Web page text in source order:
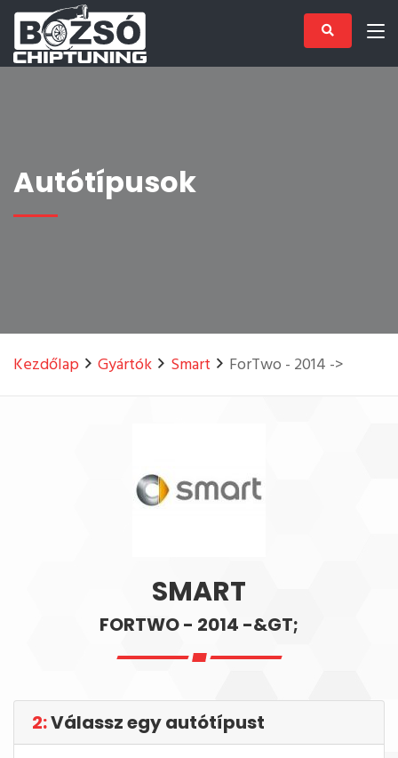
Autótípusok
Kezdőlap Gyártók Smart ForTwo - 2014 ->
SMART
FORTWO - 2014 -&GT;
2:Válassz egy autótípust